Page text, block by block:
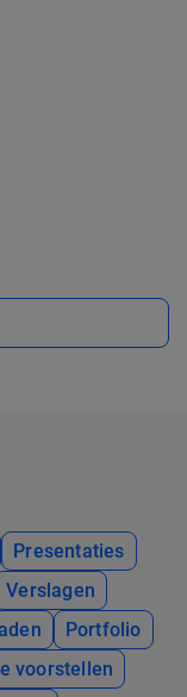
Presentaties
Verslagen
Portfolio
voorstellen